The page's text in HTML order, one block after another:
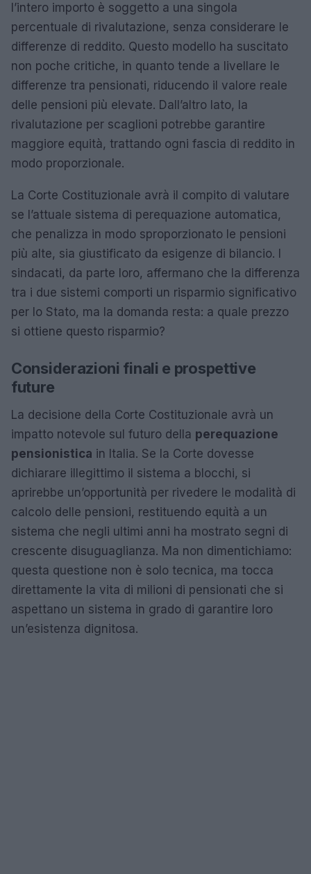
l’intero importo è soggetto a una singola
percentuale di rivalutazione, senza considerare le
differenze di reddito. Questo modello ha suscitato
non poche critiche, in quanto tende a livellare le
differenze tra pensionati, riducendo il valore reale
delle pensioni più elevate. Dall’altro lato, la
rivalutazione per scaglioni potrebbe garantire
maggiore equità, trattando ogni fascia di reddito in
modo proporzionale.
La Corte Costituzionale avrà il compito di valutare
se l’attuale sistema di perequazione automatica,
che penalizza in modo sproporzionato le pensioni
più alte, sia giustificato da esigenze di bilancio. I
sindacati, da parte loro, affermano che la differenza
tra i due sistemi comporti un risparmio significativo
per lo Stato, ma la domanda resta: a quale prezzo
si ottiene questo risparmio?
Considerazioni finali e prospettive
future
La decisione della Corte Costituzionale avrà un
impatto notevole sul futuro della perequazione
pensionistica in Italia. Se la Corte dovesse
dichiarare illegittimo il sistema a blocchi, si
aprirebbe un’opportunità per rivedere le modalità di
calcolo delle pensioni, restituendo equità a un
sistema che negli ultimi anni ha mostrato segni di
crescente disuguaglianza. Ma non dimentichiamo:
questa questione non è solo tecnica, ma tocca
direttamente la vita di milioni di pensionati che si
aspettano un sistema in grado di garantire loro
un’esistenza dignitosa.